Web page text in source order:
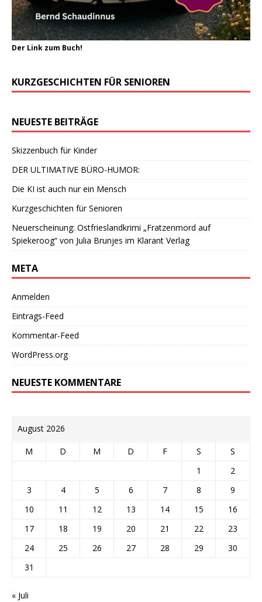
Der Link zum Buch!
KURZGESCHICHTEN FÜR SENIOREN
NEUESTE BEITRÄGE
Skizzenbuch für Kinder
DER ULTIMATIVE BÜRO-HUMOR:
Die KI ist auch nur ein Mensch
Kurzgeschichten für Senioren
Neuerscheinung: Ostfrieslandkrimi „Fratzenmord auf
Spiekeroog“ von Julia Brunjes im Klarant Verlag
META
Anmelden
Eintrags-Feed
Kommentar-Feed
WordPress.org
NEUESTE KOMMENTARE
August 2026
M D M D F S
S
1
2
3
4 5 6 7 8
9
10
11 12 13 14 15
16
17
18 19 20 21 22
23
24
25 26 27 28 29
30
31
« Juli